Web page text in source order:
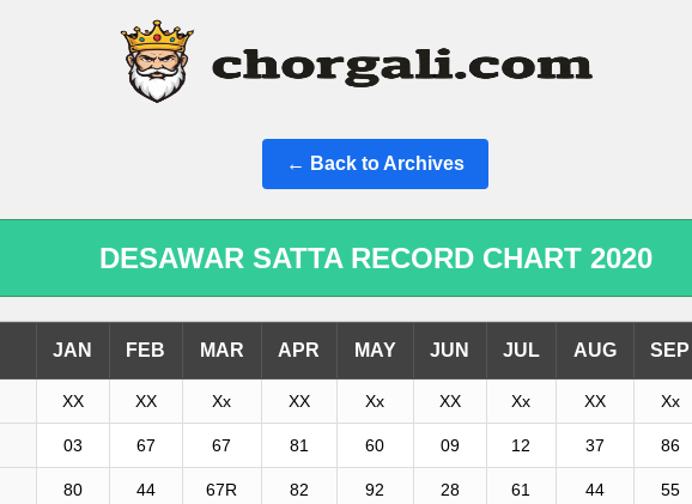
← Back to Archives
DESAWAR SATTA RECORD CHART 2020
JAN FEB MAR APR MAY JUN JUL AUG SEP
XX XX Xx XX Xx XX Xx XX Xx
03 67 67 81 60 09 12 37 86
80 44 67R 82 92 28 61 44 55